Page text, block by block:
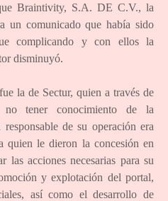
Braintivity, S.A. DE C.V., la
un comunicado que había sido
complicando y con ellos la
disminuyó.
la de Sectur, quien a través de
no tener conocimiento de la
de su operación era
le dieron la concesión en
las acciones necesarias para su
y explotación del portal,
así como el desarrollo de